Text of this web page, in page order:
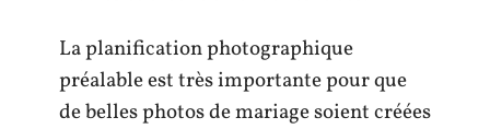
La planification photographique
préalable est très importante pour que
de belles photos de mariage soient créées